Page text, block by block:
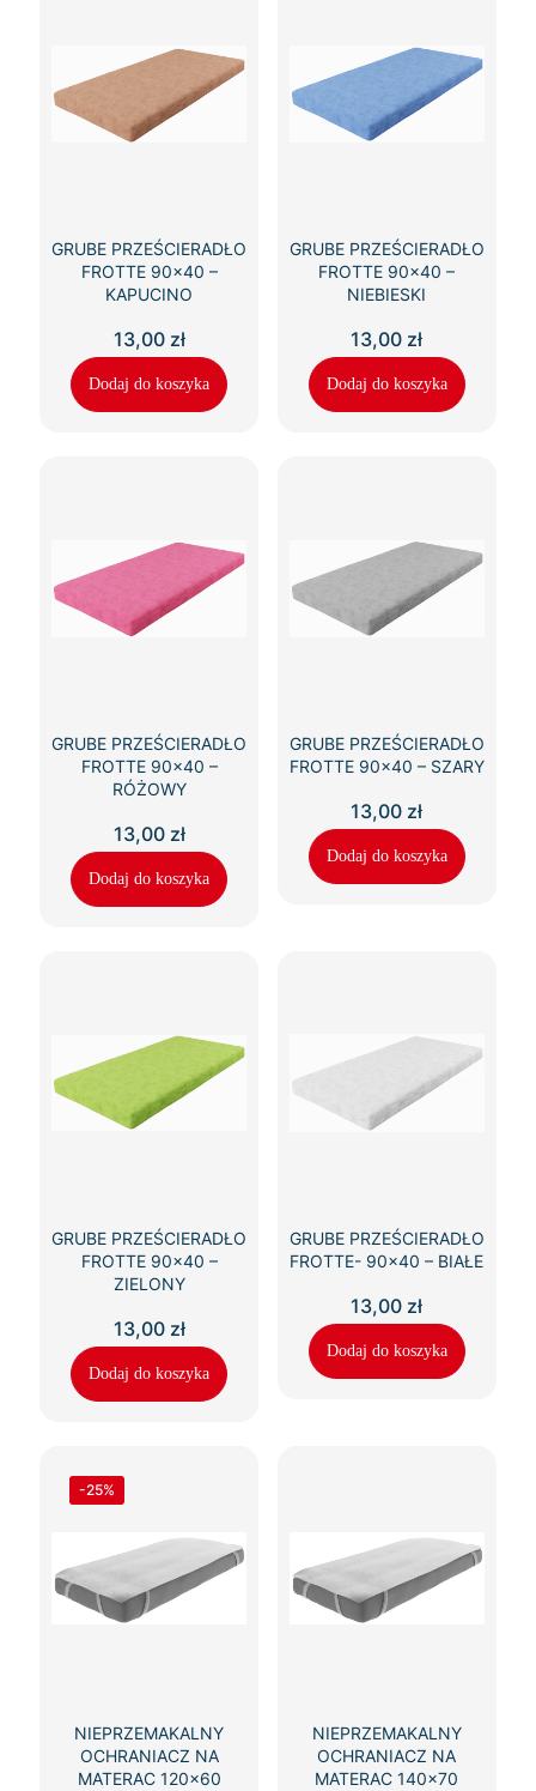
GRUBE PRZEŚCIERADŁO
FROTTE 90×40 –
KAPUCINO
13,00 zł
Dodaj do koszyka
GRUBE PRZEŚCIERADŁO
FROTTE 90×40 –
NIEBIESKI
13,00 zł
Dodaj do koszyka
GRUBE PRZEŚCIERADŁO
FROTTE 90×40 –
RÓŻOWY
13,00 zł
Dodaj do koszyka
GRUBE PRZEŚCIERADŁO
FROTTE 90×40 – SZARY
13,00 zł
Dodaj do koszyka
GRUBE PRZEŚCIERADŁO
FROTTE 90×40 –
ZIELONY
13,00 zł
Dodaj do koszyka
GRUBE PRZEŚCIERADŁO
FROTTE- 90×40 – BIAŁE
13,00 zł
Dodaj do koszyka
-25%
NIEPRZEMAKALNY
OCHRANIACZ NA
MATERAC 120×60
NIEPRZEMAKALNY
OCHRANIACZ NA
MATERAC 140×70